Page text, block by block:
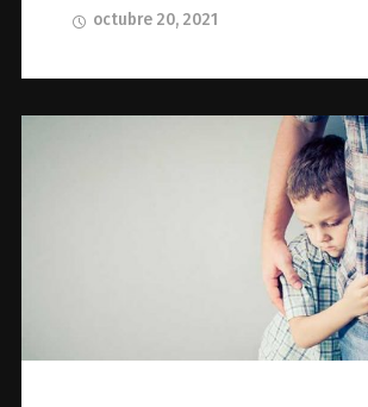
octubre 20, 2021